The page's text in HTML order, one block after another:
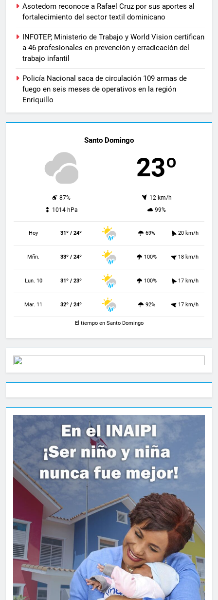
Asotedom reconoce a Rafael Cruz por sus aportes al
fortalecimiento del sector textil dominicano
INFOTEP, Ministerio de Trabajo y World Vision certifican
a 46 profesionales en prevención y erradicación del
trabajo infantil
Policía Nacional saca de circulación 109 armas de
fuego en seis meses de operativos en la región
Enriquillo
Santo Domingo
23º
87%
12 km/h
1014 hPa
99%
Hoy 31º / 24º 69% 20 km/h
Mñn. 33º / 24º 100% 18 km/h
Lun. 10 31º / 23º 100% 17 km/h
Mar. 11 32º / 24º 92% 17 km/h
El tiempo en Santo Domingo